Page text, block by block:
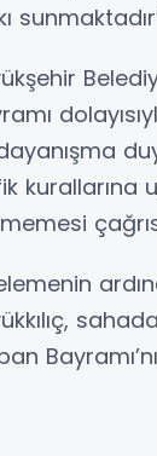
kurallarına